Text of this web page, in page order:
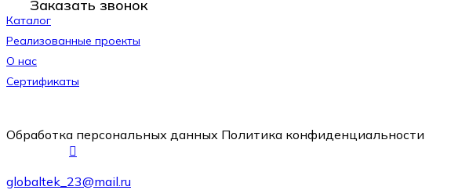
Заказать звонок
Каталог
Реализованные проекты
О нас
Сертификаты
Обработка персональных данных Политика конфиденциальности
globaltek_23@mail.ru